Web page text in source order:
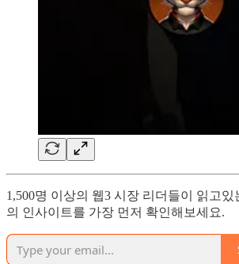
1,500명 이상의 웹3 시장 리더들이 읽고
의 인사이트를 가장 먼저 확인해보세요.